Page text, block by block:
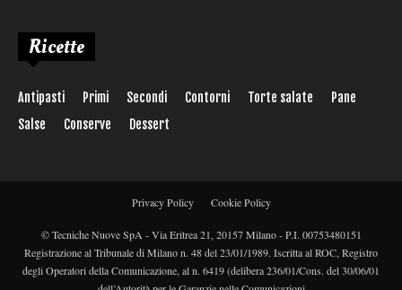
Ricette
Antipasti Primi Secondi Contorni Torte salate
Pane
Salse
Conserve Dessert
Privacy Policy Cookie Policy
© Tecniche Nuove SpA - Via Eritrea 21, 20157 Milano - P.I. 00753480151
Registrazione al Tribunale di Milano n. 48 del 23/01/1989. Iscritta al ROC, Registro
degli Operatori della Comunicazione, al n. 6419 (delibera 236/01/Cons. del 30/06/01